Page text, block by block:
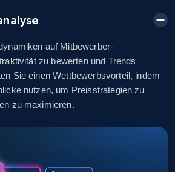
Seller name, Seller rating,
Root category, and
auf Mitbewerber-
zu bewerten und Trends
Sie einen Wettbewerbsvorteil, indem
nutzen, um Preisstrategien zu
zu maximieren.